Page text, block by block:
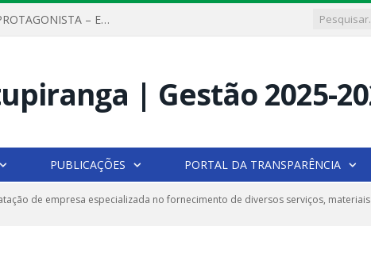
REGULAMENTO OFICIAL DO PRÊMIO ALUNO PROTAGONISTA – EDIÇÃO 2026
PUBLICAÇÕES PORTAL DA TRANSPARÊNCIA
de empresa especializada no fornecimento de diversos serviços, materiais